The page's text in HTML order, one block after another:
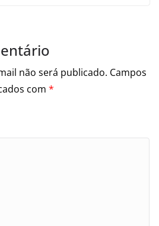
não será publicado. Campos
com *